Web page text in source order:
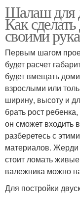
Шалаш для
Как
своими
Первым шагом
будет расчет
будет вмещать
взрослыми или
ширину, высоту и
брать рост
он сможет входить
разберетесь с
материалов. Жерди
стоит ломать
валежника можно
Для постройки